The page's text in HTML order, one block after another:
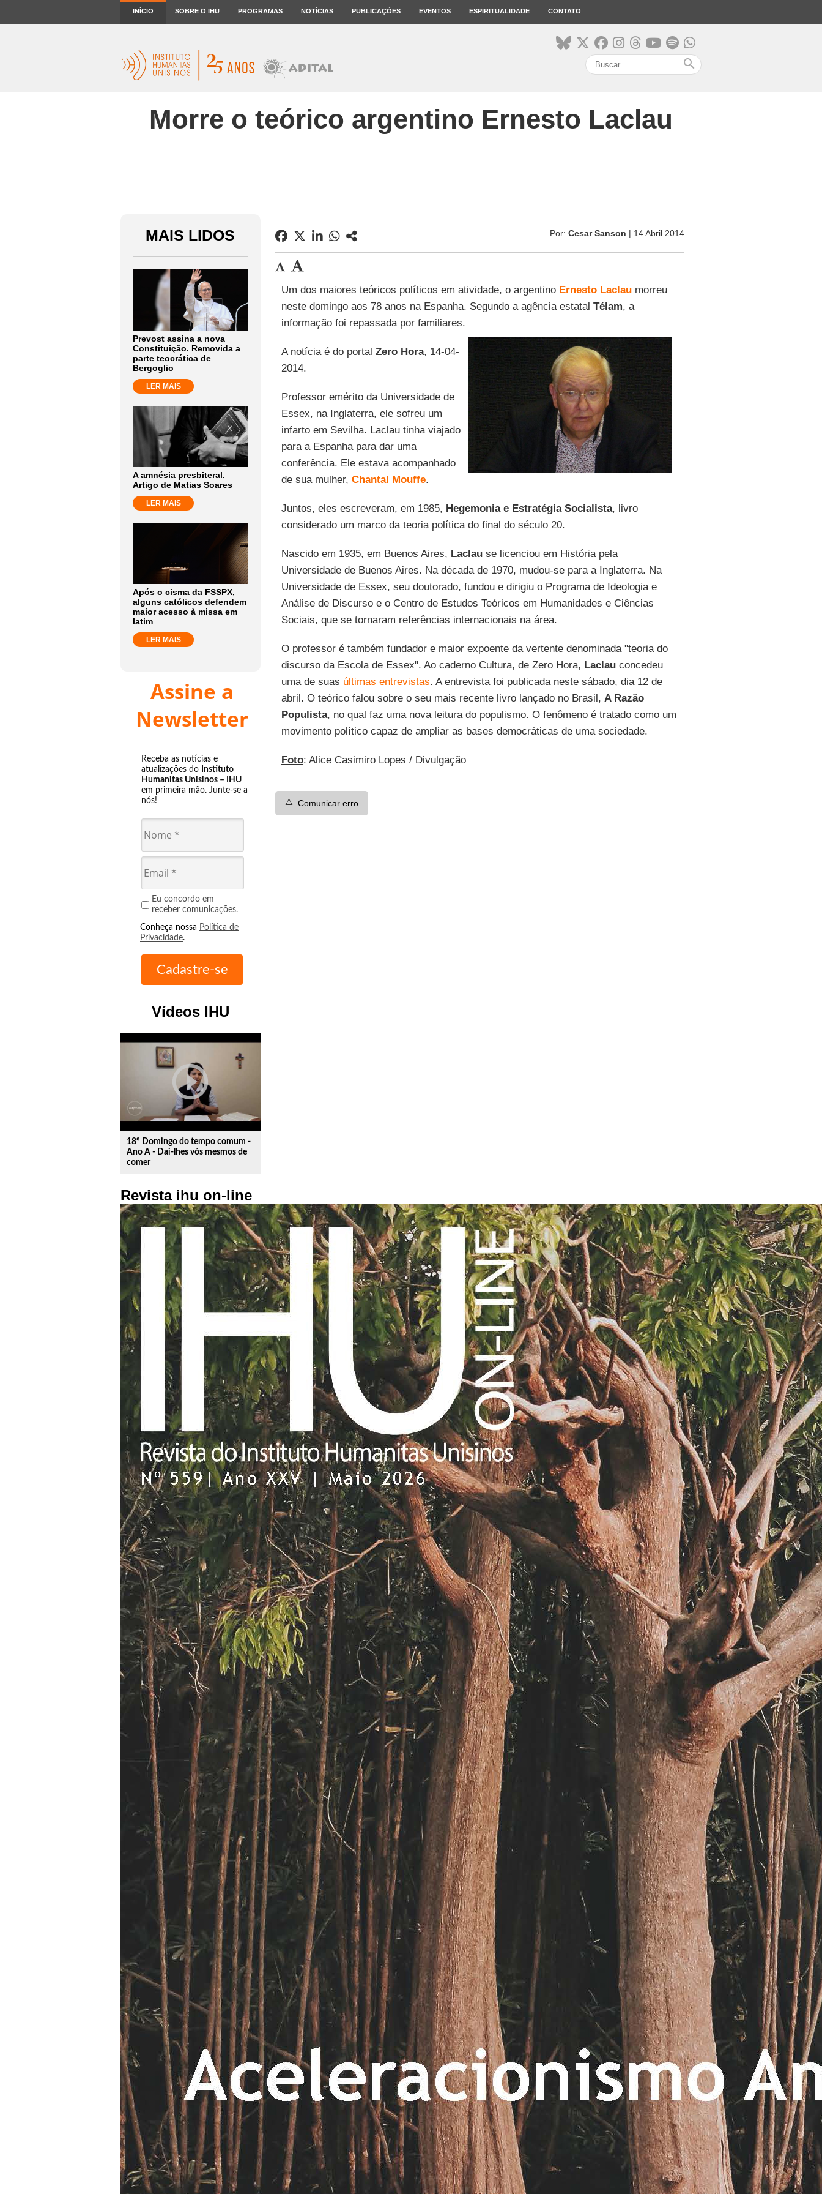
INÍCIO SOBRE O IHU PROGRAMAS NOTÍCIAS PUBLICAÇÕES EVENTOS ESPIRITUALIDADE CONTATO
search
Morre o teórico argentino Ernesto Laclau
MAIS LIDOS
Prevost assina a nova
Constituição. Removida a
parte teocrática de
Bergoglio
LER MAIS
A amnésia presbiteral.
Artigo de Matias Soares
LER MAIS
Após o cisma da FSSPX,
alguns católicos defendem
maior acesso à missa em
latim
LER MAIS
Assine a
Newsletter
Receba as notícias e
atualizações do Instituto
Humanitas Unisinos – IHU
em primeira mão. Junte-se a
nós!
Eu concordo em
receber comunicações.
Conheça nossa Política de
Privacidade.
Vídeos IHU
play_circle_outline
18º Domingo do tempo comum -
Ano A - Dai-lhes vós mesmos de
comer
Revista ihu on-line
Por: Cesar Sanson | 14 Abril 2014
Um dos maiores teóricos políticos em atividade, o argentino Ernesto Laclaumorreu
neste domingo aos 78 anos na Espanha. Segundo a agência estatal Télam, a
informação foi repassada por familiares.
A notícia é do portal Zero Hora, 14-04-
2014.
Professor emérito da Universidade de
Essex, na Inglaterra, ele sofreu um
infarto em Sevilha. Laclau tinha viajado
para a Espanha para dar uma
conferência. Ele estava acompanhado
de sua mulher, Chantal Mouffe.
Juntos, eles escreveram, em 1985, Hegemonia e Estratégia Socialista, livro
considerado um marco da teoria política do final do século 20.
Nascido em 1935, em Buenos Aires, Laclause licenciou em História pela
Universidade de Buenos Aires. Na década de 1970, mudou-se para a Inglaterra. Na
Universidade de Essex, seu doutorado, fundou e dirigiu o Programa de Ideologia e
Análise de Discurso e o Centro de Estudos Teóricos em Humanidades e Ciências
Sociais, que se tornaram referências internacionais na área.
O professor é também fundador e maior expoente da vertente denominada "teoria do
discurso da Escola de Essex". Ao caderno Cultura, de Zero Hora, Laclauconcedeu
uma de suas últimas entrevistas. A entrevista foi publicada neste sábado, dia 12 de
abril. O teórico falou sobre o seu mais recente livro lançado no Brasil, A Razão
Populista, no qual faz uma nova leitura do populismo. O fenômeno é tratado como um
movimento político capaz de ampliar as bases democráticas de uma sociedade.
Foto: Alice Casimiro Lopes / Divulgação
⚠️ Comunicar erro